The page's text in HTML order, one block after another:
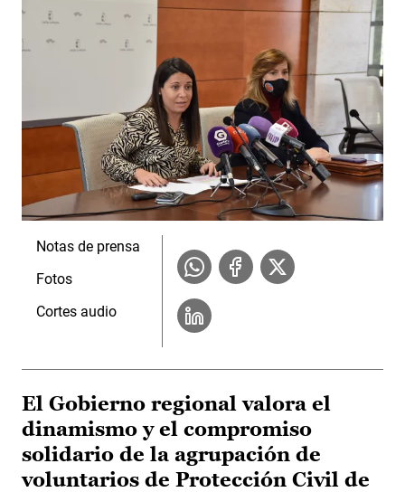
Notas de prensa
Fotos
Cortes audio
El Gobierno regional valora el
dinamismo y el compromiso
solidario de la agrupación de
voluntarios de Protección Civil de